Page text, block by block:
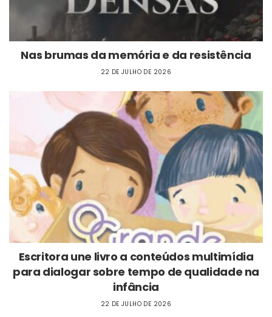
Nas brumas da memória e da resistência
22 DE JULHO DE 2026
Escritora une livro a conteúdos multimídia
para dialogar sobre tempo de qualidade na
infância
22 DE JULHO DE 2026